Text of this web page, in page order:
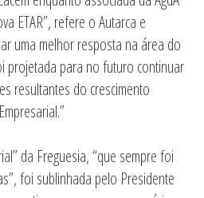
ETAR”, refere o Autarca e
uma melhor resposta na área do
projetada para no futuro continuar
resultantes do crescimento
da Freguesia, “que sempre foi
foi sublinhada pelo Presidente